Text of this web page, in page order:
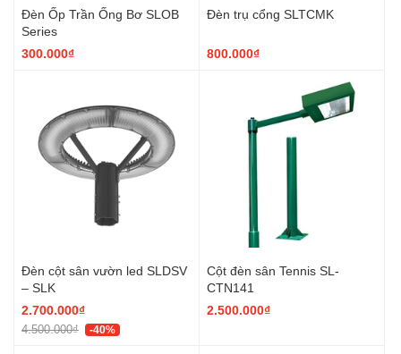
Đèn Ốp Trần Ống Bơ SLOB
Series
300.000₫
Đèn trụ cổng SLTCMK
800.000₫
Đèn cột sân vườn led SLDSV
– SLK
2.700.000₫
4.500.000₫ -40%
Cột đèn sân Tennis SL-
CTN141
2.500.000₫